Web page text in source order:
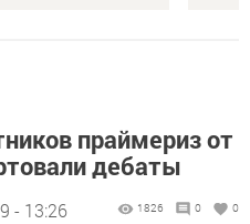
праймериз от
дебаты
- 13:26 1826 0 0